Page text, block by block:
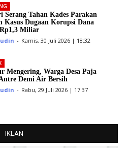
Serang Tahan Kades Parakan
Kasus Dugaan Korupsi Dana
Miliar
- Kamis, 30 Juli 2026 | 18:32
Mengering, Warga Desa Paja
Demi Air Bersih
- Rabu, 29 Juli 2026 | 17:37
IKLAN